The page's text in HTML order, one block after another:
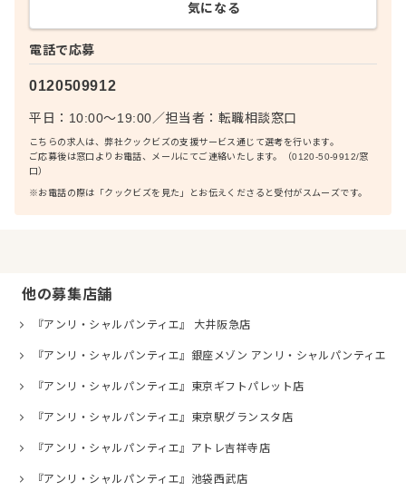
電話で応募
0120509912
平日：10:00〜19:00／担当者： 転職相談窓口
こちらの求人は、弊社クックビズの支援サービス通じて選考を行います。
ご応募後は窓口よりお電話、メールにてご連絡いたします。（0120-50-9912/窓
口）
※お電話の際は「クックビズを見た」とお伝えくださると受付がスムーズです。
気になる
他の募集店舗
『アンリ・シャルパンティエ』 大井阪急店
『アンリ・シャルパンティエ』銀座メゾン アンリ・シャルパンティエ
『アンリ・シャルパンティエ』東京ギフトパレット店
『アンリ・シャルパンティエ』東京駅グランスタ店
『アンリ・シャルパンティエ』アトレ吉祥寺店
『アンリ・シャルパンティエ』池袋西武店